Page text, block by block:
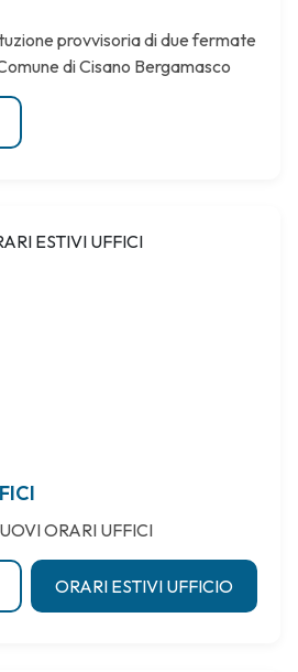
provvisoria di due fermate
di Cisano Bergamasco
ORARI UFFICI
ORARI ESTIVI UFFICIO